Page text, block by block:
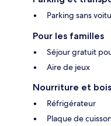
Parking sans
Pour les familles
Séjour gratuit
Aire de jeux
Nourriture et
Réfrigérateur
Plaque de